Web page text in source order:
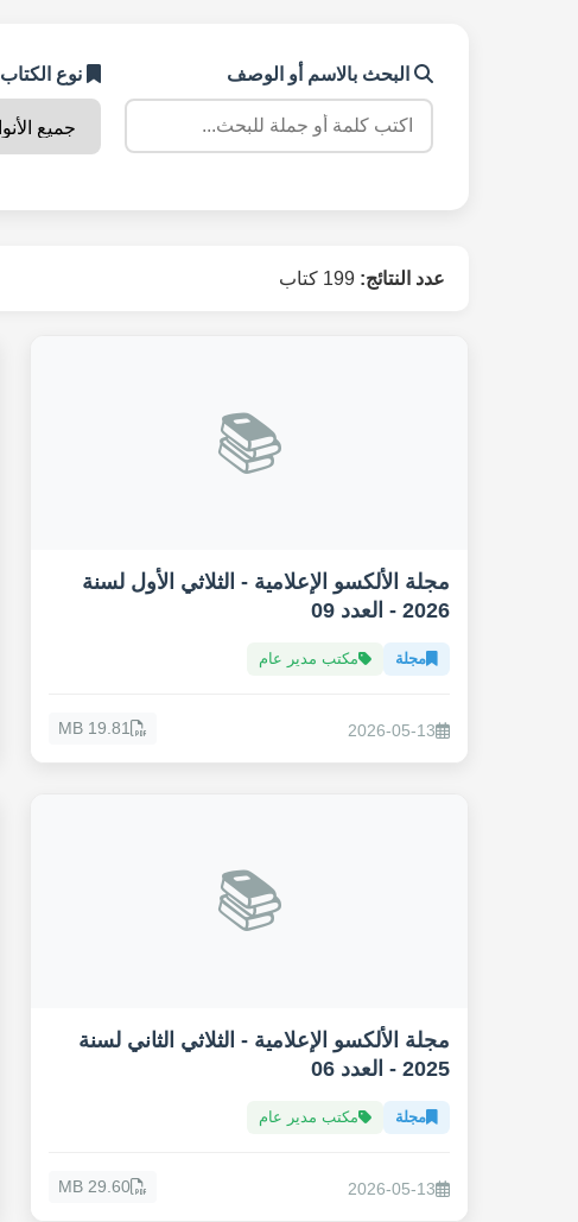
البحث بالاسم أو الوصف نوع الكتاب
عدد النتائج:
📚
مجلة الألكسو الإعلامية - الثلاثي الأول لسنة
2026 - العدد 09
مجلة مكتب مدير عام
2026-05-13
19.81 MB
📚
مجلة الألكسو الإعلامية - الثلاثي الثاني لسنة
2025 - العدد 06
مجلة مكتب مدير عام
2026-05-13
29.60 MB